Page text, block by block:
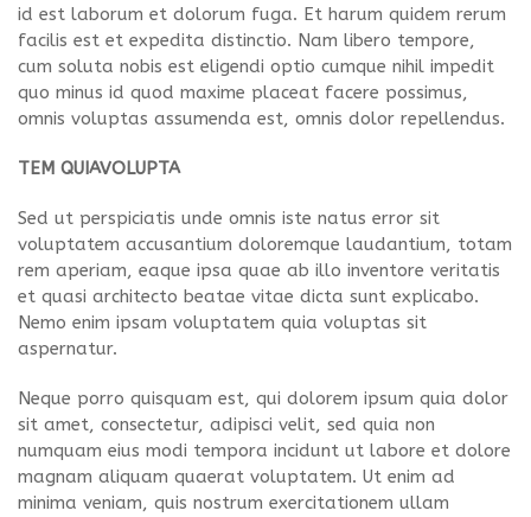
id est laborum et dolorum fuga. Et harum quidem rerum
facilis est et expedita distinctio. Nam libero tempore,
cum soluta nobis est eligendi optio cumque nihil impedit
quo minus id quod maxime placeat facere possimus,
omnis voluptas assumenda est, omnis dolor repellendus.
TEM QUIAVOLUPTA
Sed ut perspiciatis unde omnis iste natus error sit
voluptatem accusantium doloremque laudantium, totam
rem aperiam, eaque ipsa quae ab illo inventore veritatis
et quasi architecto beatae vitae dicta sunt explicabo.
Nemo enim ipsam voluptatem quia voluptas sit
aspernatur.
Neque porro quisquam est, qui dolorem ipsum quia dolor
sit amet, consectetur, adipisci velit, sed quia non
numquam eius modi tempora incidunt ut labore et dolore
magnam aliquam quaerat voluptatem. Ut enim ad
minima veniam, quis nostrum exercitationem ullam